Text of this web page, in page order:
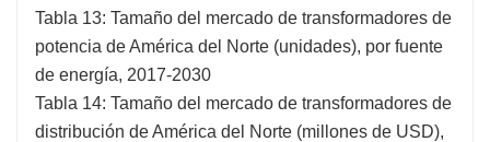
Tabla 13: Tamaño del mercado de transformadores de
potencia de América del Norte (unidades), por fuente
de energía, 2017-2030
Tabla 14: Tamaño del mercado de transformadores de
distribución de América del Norte (millones de USD),